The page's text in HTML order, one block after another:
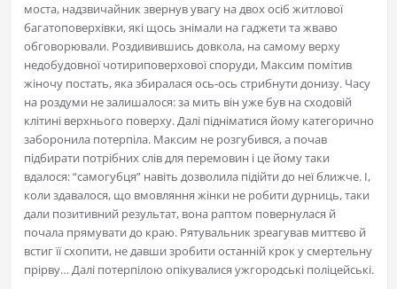
моста, надзвичайник звернув увагу на двох осіб житлової
багатоповерхівки, які щось знімали на гаджети та жваво
обговорювали. Роздивившись довкола, на самому верху
недобудовної чотириповерхової споруди, Максим помітив
жіночу постать, яка збиралася ось-ось стрибнути донизу. Часу
на роздуми не залишалося: за мить він уже був на сходовій
клітині верхнього поверху. Далі підніматися йому категорично
заборонила потерпіла. Максим не розгубився, а почав
підбирати потрібних слів для перемовин і це йому таки
вдалося: “самогубця” навіть дозволила підійти до неї ближче. І,
коли здавалося, що вмовляння жінки не робити дурниць, таки
дали позитивний результат, вона раптом повернулася й
почала прямувати до краю. Рятувальник зреагував миттєво й
встиг її схопити, не давши зробити останній крок у смертельну
прірву… Далі потерпілою опікувалися ужгородські поліцейські.